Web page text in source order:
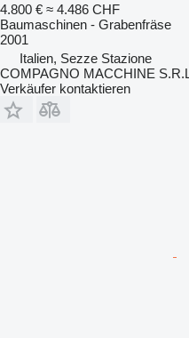
4.800 € ≈ 4.486 CHF
Baumaschinen - Grabenfräse
2001
Italien, Sezze Stazione
COMPAGNO MACCHINE
Verkäufer kontaktieren